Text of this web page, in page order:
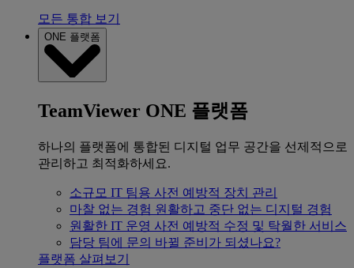
모든 통합 보기
ONE 플랫폼
TeamViewer ONE 플랫폼
하나의 플랫폼에 통합된 디지털 업무 공간을 선제적으로
관리하고 최적화하세요.
소규모 IT 팀용 사전 예방적 장치 관리
마찰 없는 경험 원활하고 중단 없는 디지털 경험
원활한 IT 운영 사전 예방적 수정 및 탁월한 서비스
담당 팀에 문의 바뀔 준비가 되셨나요?
플랫폼 살펴보기